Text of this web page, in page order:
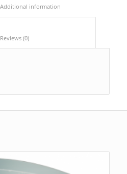
						Reviews (0)